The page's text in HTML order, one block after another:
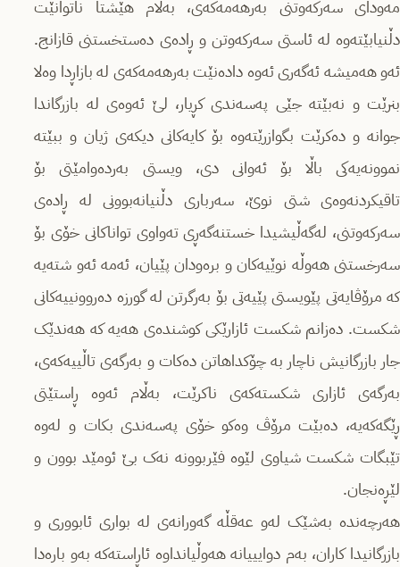
مەودای سەرکەوتنی بەرهەمەکەی، بەڵام هێشتا ناتوانێت
دڵنیابێتەوە لە ئاستی سەرکەوتن و ڕادەی دەستخستنی قازانج.
ئەو هەمیشە ئەگەری ئەوە دادەنێت بەرهەمەکەی لە بازاڕدا وەلا
بنرێت و نەبێتە جێی پەسەندی کڕیار، لێ ئەوەی لە بازرگاندا
جوانە و دەکرێت بگوازرێتەوە بۆ کایەکانی دیکەی ژیان و ببێتە
نموونەیەکی باڵا بۆ ئەوانی دی، ویستی بەردەوامێتی بۆ
تاقیکردنەوەی شتی نوێ، سەرباری دڵنیانەبوونی لە ڕادەی
سەرکەوتنی، لەگەڵیشیدا خستنەگەڕی تەواوی تواناکانی خۆی بۆ
سەرخستنی هەوڵە نوێیەکان و برەودان پێیان، ئەمه ئەو شتەیە
کە مرۆڤایەتی پێویستی پێیەتی بۆ بەرگرتن لە گورزە دەروونییەکانی
شکست. دەزانم شکست ئازارێکی کوشندەی هەیە کە هەندێک
جار بازرگانیش ناچار بە چۆکداهاتن دەکات و بەرگەی تاڵییەکەی،
بەرگەی ئازاری شکستەکەی ناکرێت، بەڵام ئەوە ڕاستێتی
ڕێگەکەیە، دەبێت مرۆڤ وەکو خۆی پەسەندی بکات و لەوە
تێبگات شکست شیاوی لێوە فێربوونە نەک بێ ئومێد بوون و
لێڕەنجان.
هەرچەندە بەشێک لەو عەقڵە گەورانەی لە بواری ئابووری و
بازرگانیدا کاران، بەم دوایییانە هەوڵیانداوە ئاڕاستەکە بەو بارەدا